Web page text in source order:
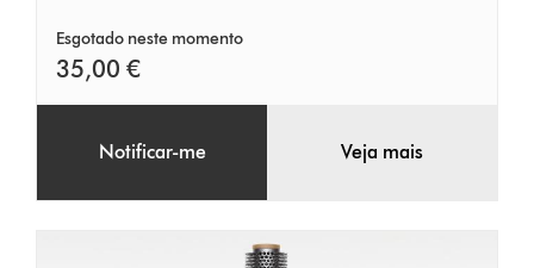
Esgotado neste momento
35,00 €
Notificar-me Veja mais